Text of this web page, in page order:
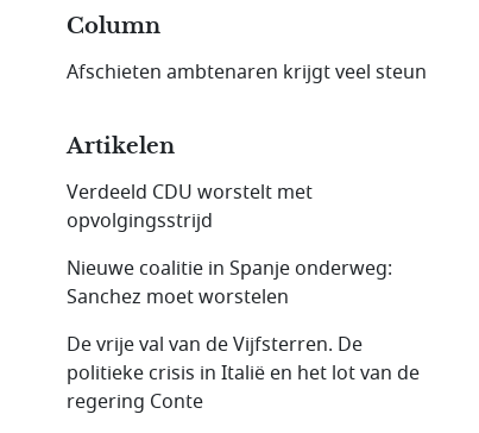
Column
Afschieten ambtenaren krijgt veel steun
Artikelen
Verdeeld CDU worstelt met
opvolgingsstrijd
Nieuwe coalitie in Spanje onderweg:
Sanchez moet worstelen
De vrije val van de Vijfsterren. De
politieke crisis in Italië en het lot van de
regering Conte